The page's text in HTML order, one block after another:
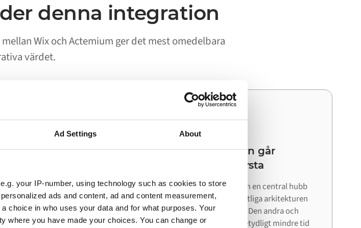
Ad Settings About
your IP-number, using technology such as cookies to store
ads and content, ad and content measurement,
choice in who uses your data and for what purposes. Your
where you have made your choices. You can change or
denna integration
Wix och Actemium ger det mest omedelbara
värdet.
utan manuell
krävde att en person
Wix och Actemium körs nu
får en notis när något
inte när allt fungerar
03
Din nästa integration går
snabbare än den första
Eftersom Alumio fungerar som en central hubb
kan du återanvända den befintliga arkitekturen
när du ansluter nästa system. Den andra och
tredje integrationen kräver betydligt mindre tid